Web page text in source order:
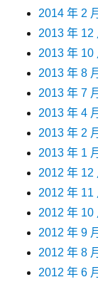
2014 年 2 月
2013 年 12
2013 年 10
2013 年 8 月
2013 年 7 月
2013 年 4 月
2013 年 2 月
2013 年 1 月
2012 年 12
2012 年 11
2012 年 10
2012 年 9 月
2012 年 8 月
2012 年 6 月